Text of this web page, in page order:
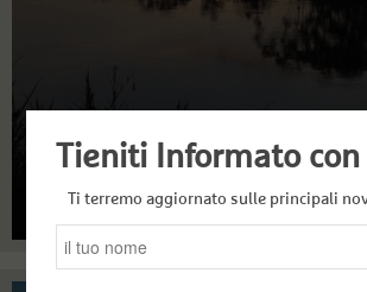
Tieniti Informato con
Ti terremo aggiornato sulle principali